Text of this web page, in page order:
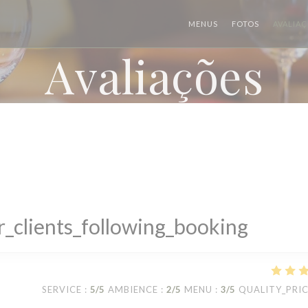
MENUS FOTOS
Avaliações
SERVICE : 5/5 AMBIENCE : 2/5 MENU : 3/5